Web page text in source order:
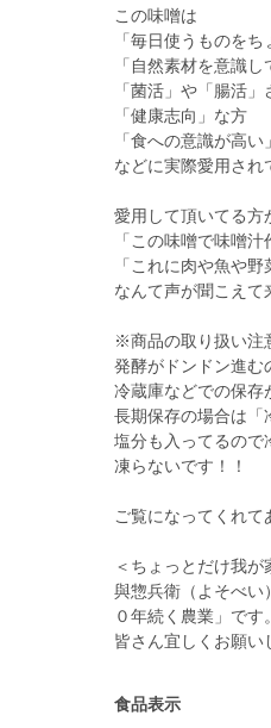
この味噌は
「毎日使うものをち
「自然素材を意識し
「菌活」や「腸活
「健康志向」な方
「食への意識が高い
などに実際愛用され
愛用して頂いてる方
「この味噌で味噌汁
「これに肉や魚や野
なんて声が聞こえ
※商品の取り扱い注
発酵がドンドン進む
冷蔵庫などでの保存
長期保存の場合は「
塩分も入ってるので
凍らないです！！
ご覧になってくれ
＜ちょっとだけ我が
與惣兵衛（よそべい
０年続く農業」です
皆さん宜しくお願い
食品表示